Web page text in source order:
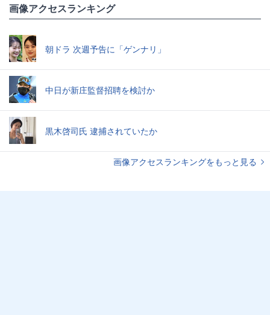
画像アクセスランキング
朝ドラ 次週予告に「ゲンナリ」
中日が新庄監督招聘を検討か
黒木啓司氏 逮捕されていたか
画像アクセスランキングをもっと見る